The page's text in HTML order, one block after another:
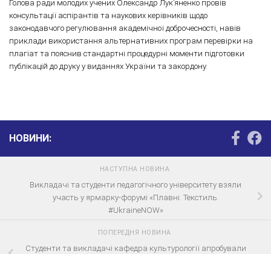
Голова ради молодих учених Олександр Лук’яненко провів
консультації аспірантів та наукових керівників щодо
законодавчого регулювання академічної доброчесності, навів
приклади використання альтернативних програм перевірки на
плагіат та пояснив стандартні процедурні моменти підготовки
публікацій до друку у виданнях України та закордону.
НОВИНИ:
НАСТУПНА НОВИНА
Викладачі та студенти педагогічного університету взяли
участь у ярмарку-форумі «Плавні. Текстиль.
#UkraineNOW»
ПОПЕРЕДНЯ НОВИНА
Студенти та викладачі кафедра культурології апробували